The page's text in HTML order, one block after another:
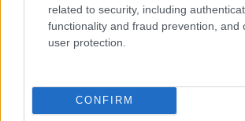
related to security, including
functionality and fraud prevention, and
user protection.
CONFIRM
Ώρα Ελλάδος...|07.08.2026 09:59
Ώρα Ελλάδος 07/08/2026
ΑΘΛΗΤΙΚΟ ΔΕΛΤΙΟ